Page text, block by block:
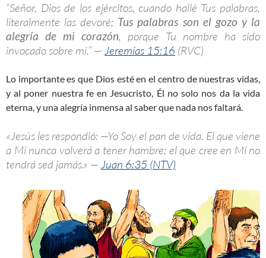
“Señor, Dios de los ejércitos, cuando hallé Tus palabras,
literalmente las devoré; Tus palabras son el gozo y la
alegría de mi corazón, porque Tu nombre ha sido
invocado sobre mí.” — Jeremías 15:16 (RVC)
Lo importante es que Dios esté en el centro de nuestras vidas,
y al poner nuestra fe en Jesucristo, Él no solo nos da la vida
eterna, y una alegría inmensa al saber que nada nos faltará.
«Jesús les respondió: —Yo Soy el pan de vida. El que viene
a Mí nunca volverá a tener hambre; el que cree en Mí no
tendrá sed jamás.» — Juan 6:35 (NTV)